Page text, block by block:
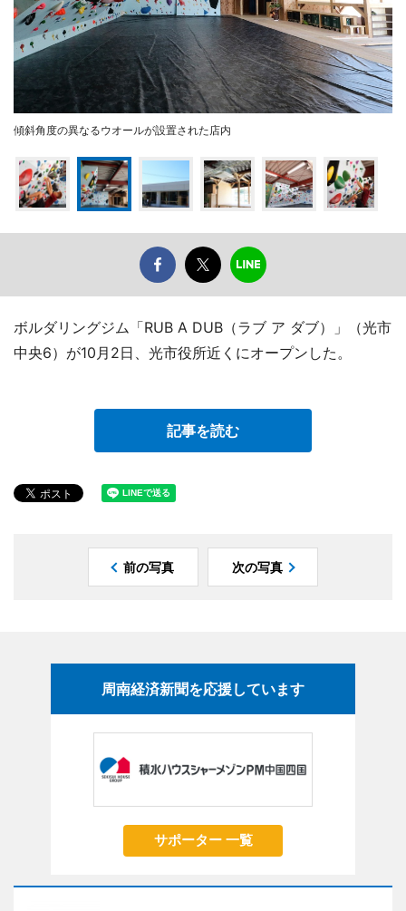
傾斜角度の異なるウオールが設置された店内
ボルダリングジム「RUB A DUB（ラブ ア ダブ）」（光市
中央6）が10月2日、光市役所近くにオープンした。
記事を読む
前の写真 次の写真
周南経済新聞を応援しています
サポーター 一覧